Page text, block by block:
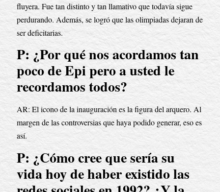
fluyera. Fue tan distinto y tan llamativo que todavía sigue
perdurando. Además, se logró que las olimpiadas dejaran de
ser deficitarias.
P: ¿Por qué nos acordamos tan
poco de Epi pero a usted le
recordamos todos?
AR: El icono de la inauguración es la figura del arquero. Al
margen de las controversias que haya podido generar, eso es
así.
P: ¿Cómo cree que sería su
vida hoy de haber existido las